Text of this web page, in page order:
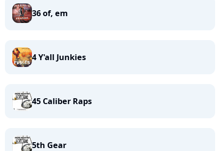
36 of, em
4 Y'all Junkies
45 Caliber Raps
5th Gear